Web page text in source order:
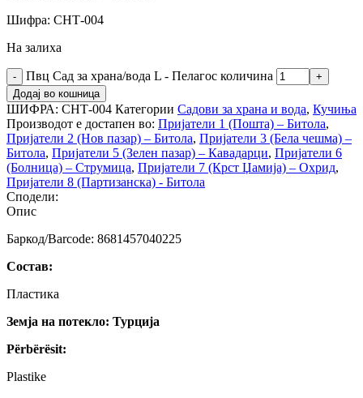
Шифра: СНТ-004
На залиха
Пвц Сад за храна/вода L - Пелагос количина
Додај во кошница
ШИФРА: СНТ-004 Категории Садови за храна и вода, Кучиња
Производот е достапен во: Пријатели 1 (Пошта) – Битола,
Пријатели 2 (Нов пазар) – Битола, Пријатели 3 (Бела чешма) –
Битола, Пријатели 5 (Зелен пазар) – Кавадарци, Пријатели 6
(Болница) – Струмица, Пријатели 7 (Крст Џамија) – Охрид,
Пријатели 8 (Партизанска) - Битола
Сподели:
Опис
Баркод/Barcode: 8681457040225
Состав:
Пластика
Земја на потекло: Турција
Përbërësit:
Plastike